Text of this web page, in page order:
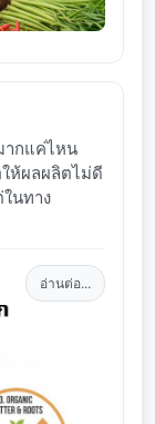
ากแค่ไหน
ห้ผลผลิตไม่ดี
นทาง
อ่านต่อ...